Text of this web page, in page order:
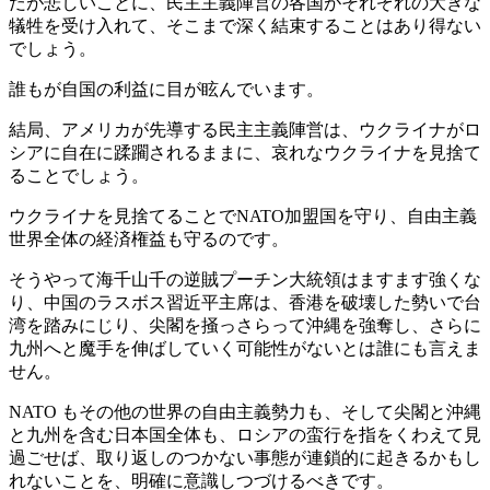
犠牲を受け入れて、そこまで深く結束することはあり得ない
でしょう。
誰もが自国の利益に目が眩んでいます。
結局、アメリカが先導する民主主義陣営は、ウクライナがロ
シアに自在に蹂躙されるままに、哀れなウクライナを見捨て
ることでしょう。
ウクライナを見捨てることでNATO加盟国を守り、自由主義
世界全体の経済権益も守るのです。
そうやって海千山千の逆賊プーチン大統領はますます強くな
り、中国のラスボス習近平主席は、香港を破壊した勢いで台
湾を踏みにじり、尖閣を掻っさらって沖縄を強奪し、さらに
九州へと魔手を伸ばしていく可能性がないとは誰にも言えま
せん。
NATO もその他の世界の自由主義勢力も、そして尖閣と沖縄
と九州を含む日本国全体も、ロシアの蛮行を指をくわえて見
過ごせば、取り返しのつかない事態が連鎖的に起きるかもし
れないことを、明確に意識しつづけるべきです。